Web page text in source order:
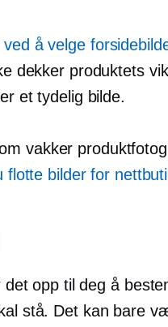
ved å velge
dekker produktets
et tydelig bilde.
vakker
flotte bilder for
det opp til deg å
stå. Det kan bare